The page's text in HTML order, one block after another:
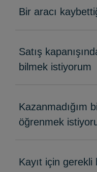
Bir aracı
Satış
bilmek istiyorum
Kazanmadığım
öğrenmek
Kayıt için